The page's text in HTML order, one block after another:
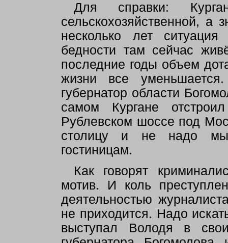
Для справки:
сельскохозяйственной, а
несколько лет
бедности там сейчас
последние годы объем
жизни все
губернатор области
самом Кургане
Рублевском шоссе под
столицу и не надо
гостиницам.
Как говорят
мотив. И коль
деятельностью
не приходится. Надо
выступал Володя в